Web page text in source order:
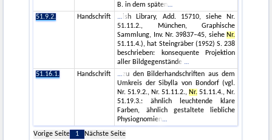
B. in dem späten
51.9.2.
Handschrift
ish Library, Add. 15710, siehe Nr.
51.11.2., München, Graphische
Sammlung, Inv. Nr. 39837–45, siehe Nr.
51.11.4.), hat Steingräber (1952) S. 238
beschrieben: konsequente Projektion
aller Bildgegenstände
51.16.1.
Handschrift
zu den Bilderhandschriften aus dem
Umkreis der Sibylla von Bondorf (vgl.
Nr. 51.9.2., Nr. 51.11.2., Nr. 51.11.4., Nr.
51.19.3.: ähnlich leuchtende klare
Farben, ähnlich gestaltete liebliche
Physiognomien
Vorige Seite
1 Nächste Seite